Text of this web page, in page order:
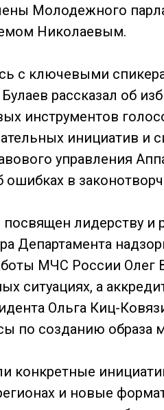
Молодежного
Николаевым.
с ключевыми
рассказал об
инструментов
инициатив и
управления
в
лидерству и
Департамента
МЧС России
ситуациях, а
Ольга Киц-
по созданию образа
конкретные
и новые